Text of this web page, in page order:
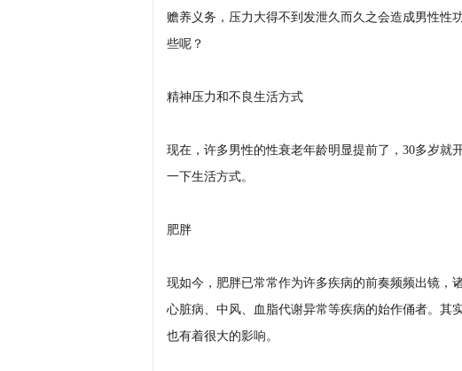
赡养义务，压力大得不到发泄久而久之会造成男性性
些呢？
精神压力和不良生活方式
现在，许多男性的性衰老年龄明显提前了，30多岁就
一下生活方式。
肥胖
现如今，肥胖已常常作为许多疾病的前奏频频出镜，
心脏病、中风、血脂代谢异常等疾病的始作俑者。其
也有着很大的影响。